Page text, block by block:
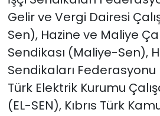
Gelir ve Vergi Dairesi
Sen), Hazine ve Maliye
Sendikası (Maliye-Sen),
Sendikaları Federasyonu
Türk Elektrik Kurumu
(EL-SEN), Kıbrıs Türk